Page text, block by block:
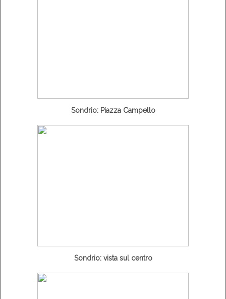
Sondrio: Piazza Campello
Sondrio: vista sul centro